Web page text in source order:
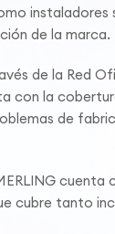
instaladores
de la marca.
de la Red
con la
de
cuenta
cubre tanto